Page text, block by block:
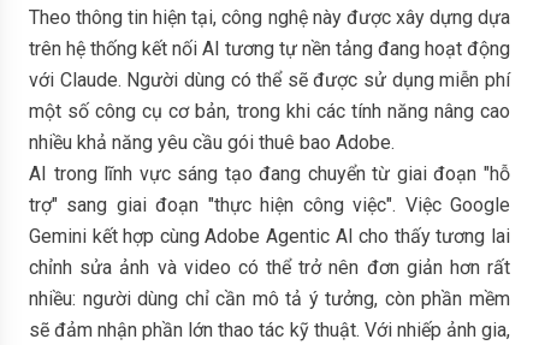
Theo thông tin hiện tại, công nghệ này được xây dựng dựa
trên hệ thống kết nối AI tương tự nền tảng đang hoạt động
với Claude. Người dùng có thể sẽ được sử dụng miễn phí
một số công cụ cơ bản, trong khi các tính năng nâng cao
nhiều khả năng yêu cầu gói thuê bao Adobe.
AI trong lĩnh vực sáng tạo đang chuyển từ giai đoạn "hỗ
trợ" sang giai đoạn "thực hiện công việc". Việc Google
Gemini kết hợp cùng Adobe Agentic AI cho thấy tương lai
chỉnh sửa ảnh và video có thể trở nên đơn giản hơn rất
nhiều: người dùng chỉ cần mô tả ý tưởng, còn phần mềm
sẽ đảm nhận phần lớn thao tác kỹ thuật. Với nhiếp ảnh gia,